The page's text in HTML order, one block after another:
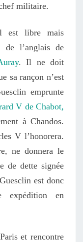
militaire.
est libre mais
de l’anglais de
. Il ne doit
sa rançon n’est
emprunte
V de Chabot,
à Chandos.
V l’honorera.
ne donnera le
de dette signée
est donc
expédition en
et rencontre